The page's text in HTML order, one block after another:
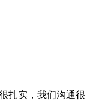
扎实，我们沟通很